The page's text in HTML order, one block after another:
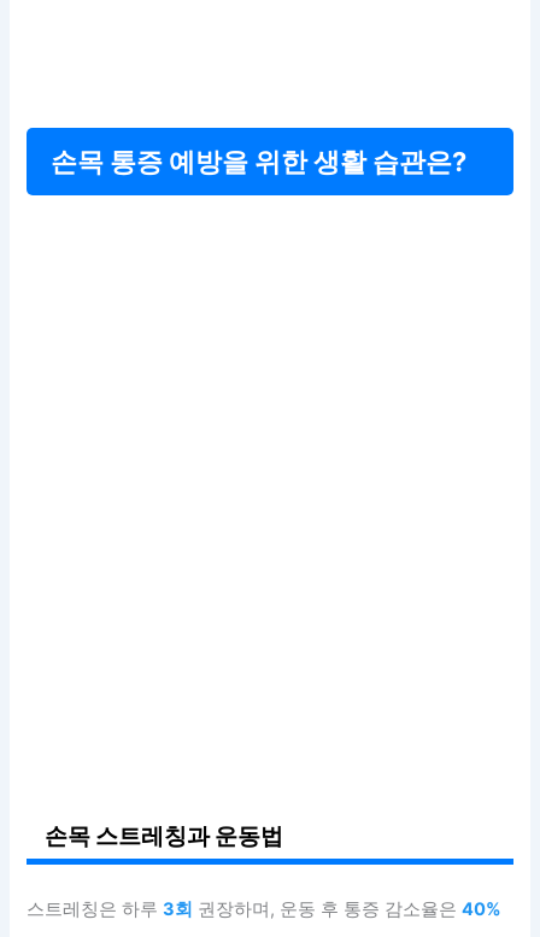
손목 통증 예방을 위한 생활 습관은?
손목 스트레칭과 운동법
스트레칭은 하루3회 권장하며, 운동 후 통증 감소율은40%